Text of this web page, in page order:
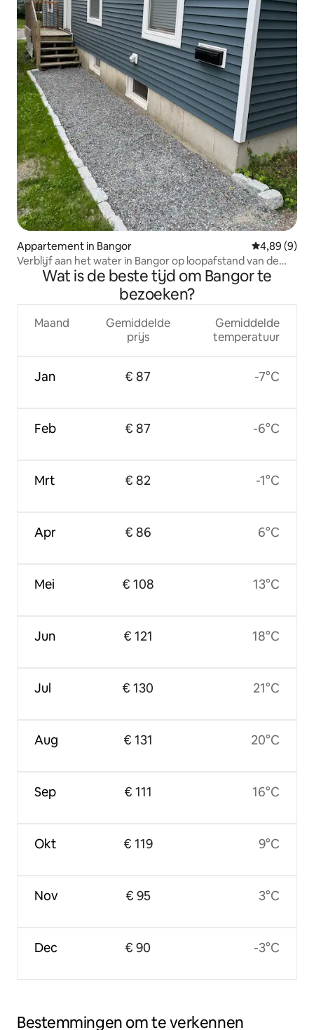
Appartement in Bangor Gemiddelde
4,89 (9)
Verblijf aan het water in Bangor op loopafstand van de
concertlocatie
Wat is de beste tijd om Bangor te
bezoeken?
Maand
Jan
Feb
Mrt
Apr
Mei
Jun
Jul
Aug
Sep
Okt
Nov
Dec
Gemiddelde
prijs
€ 87
€ 87
€ 82
€ 86
€ 108
€ 121
€ 130
€ 131
€ 111
€ 119
€ 95
€ 90
Gemiddelde
temperatuur
-7°C
-6°C
-1°C
6°C
13°C
18°C
21°C
20°C
16°C
9°C
3°C
-3°C
Bestemmingen om te verkennen